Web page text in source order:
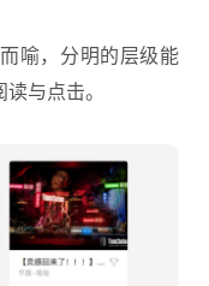
喻，分明的层级能
与点击。